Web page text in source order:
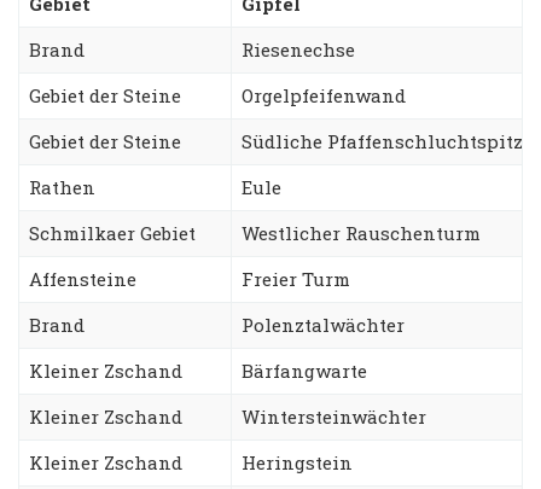
Brand
Riesenechse
Gebiet der Steine
Orgelpfeifenwand
Gebiet der Steine
Südliche Pfaffenschluchtspitze
Rathen
Eule
Schmilkaer Gebiet
Westlicher Rauschenturm
Affensteine
Freier Turm
Brand
Polenztalwächter
Kleiner Zschand
Bärfangwarte
Kleiner Zschand
Wintersteinwächter
Kleiner Zschand
Heringstein